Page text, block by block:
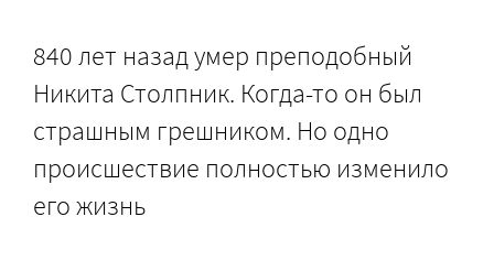
840 лет назад умер преподобный
Никита Столпник. Когда-то он был
страшным грешником. Но одно
происшествие полностью изменило
его жизнь